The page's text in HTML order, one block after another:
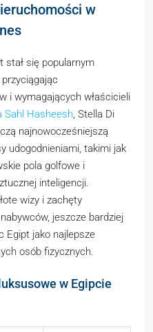
w
stał się popularnym
i wymagających właścicieli
Sahl Hasheesh , Stella Di
najnowocześniejszą
udogodnieniami, takimi jak
pola golfowe i
inteligencji.
wizy i zachęty
jeszcze bardziej
Egipt jako najlepsze
osób fizycznych.
w Egipcie